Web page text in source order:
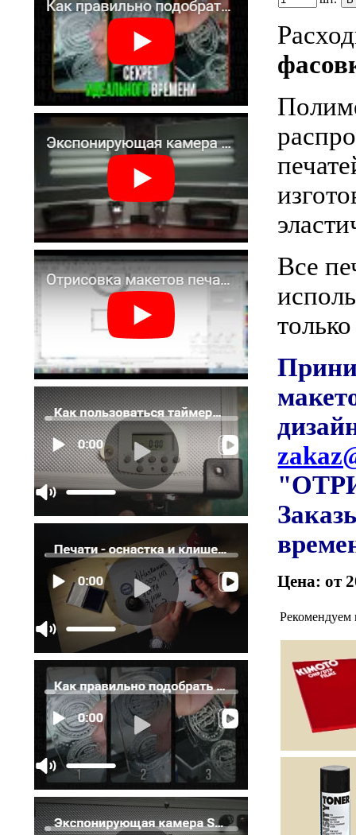
Все
Цена: от
Рекомендуем